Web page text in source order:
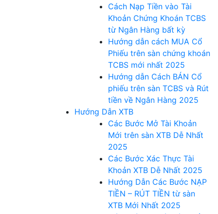
Cách Nạp Tiền vào Tài
Khoản Chứng Khoán TCBS
từ Ngân Hàng bất kỳ
Hướng dẫn cách MUA Cổ
Phiếu trên sàn chứng khoán
TCBS mới nhất 2025
Hướng dẫn Cách BÁN Cổ
phiếu trên sàn TCBS và Rút
tiền về Ngân Hàng 2025
Hướng Dẫn XTB
Các Bước Mở Tài Khoản
Mới trên sàn XTB Dễ Nhất
2025
Các Bước Xác Thực Tài
Khoản XTB Dễ Nhất 2025
Hướng Dẫn Các Bước NẠP
TIỀN – RÚT TIỀN từ sàn
XTB Mới Nhất 2025